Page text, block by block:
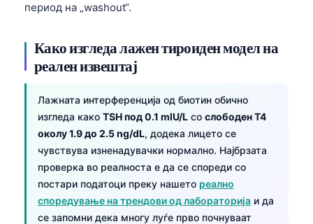
период на „washout“.
Како изгледа лажен тироиден модел на
реален извештај
Лажната интерференција од биотин обично
изгледа како TSH под 0.1 mIU/L со слободен T4
околу 1.9 до 2.5 ng/dL, додека лицето се
чувствува изненадувачки нормално. Најбрзата
проверка во реалноста е да се спореди со
постари податоци преку нашето реално
споредување на трендови од лабораторија и да
се запомни дека многу луѓе прво почнуваат